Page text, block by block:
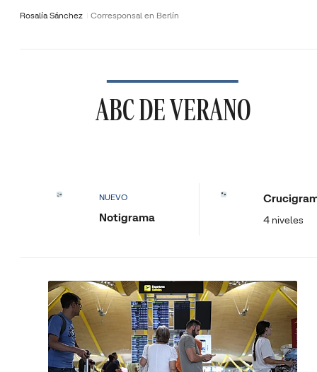
Rosalía Sánchez Corresponsal en Berlín
ABC DE VERANO
NUEVO
Notigrama 4 niveles